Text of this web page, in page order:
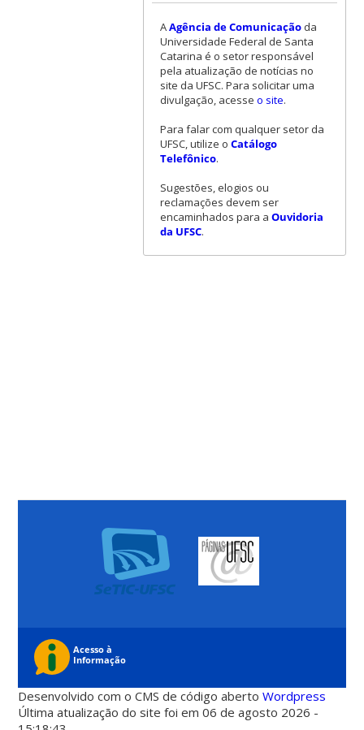
AAgência de Comunicaçãoda
Universidade Federal de Santa
Catarina é o setor responsável
pela atualização de notícias no
site da UFSC. Para solicitar uma
divulgação, acesse o site.
Para falar com qualquer setor da
UFSC, utilize o Catálogo
Telefônico.
Sugestões, elogios ou
reclamações devem ser
encaminhados para a Ouvidoria
da UFSC.
Desenvolvido com o CMS de código abertoWordpress
Última atualização do site foi em 06 de agosto 2026 -